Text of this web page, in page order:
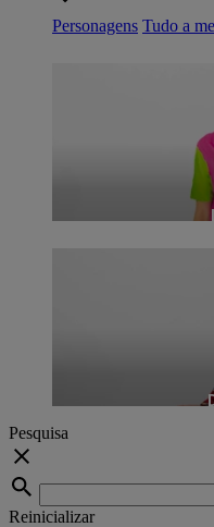
Personagens Tudo a
Pesquisa
Reinicializar